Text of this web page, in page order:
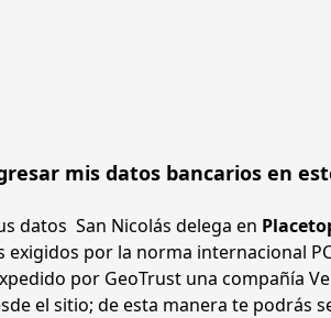
mis datos bancarios en
datos San Nicolás delega en
exigidos por la norma internacional
por GeoTrust una compañía
el sitio; de esta manera te